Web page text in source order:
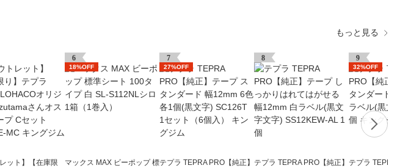
もっと見る
レット】【在庫限
6
18%OFF
マックス MAX ビーポップ 標
7
27%OFF
テプラ TEPRA PRO【純正】
8
テプラ TEPRA PRO【純正】
9
32%OFF
テプラ TEPRA